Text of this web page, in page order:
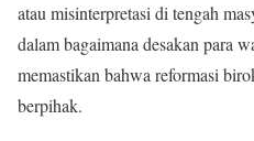
atau misinterpretasi di tengah
dalam bagaimana desakan para
memastikan bahwa reformasi
berpihak.